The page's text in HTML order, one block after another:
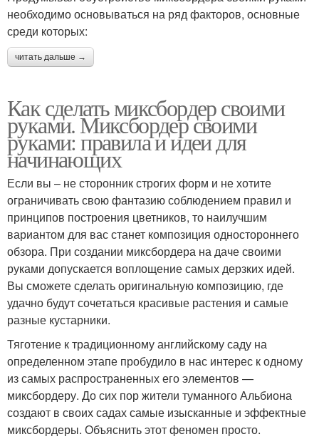
необходимо основываться на ряд факторов, основные
среди которых:
читать дальше →
Как сделать миксбордер своими
руками. Миксбордер своими
руками: правила и идеи для
начинающих
Если вы – не сторонник строгих форм и не хотите
ограничивать свою фантазию соблюдением правил и
принципов построения цветников, то наилучшим
вариантом для вас станет композиция одностороннего
обзора. При создании миксбордера на даче своими
руками допускается воплощение самых дерзких идей.
Вы сможете сделать оригинальную композицию, где
удачно будут сочетаться красивые растения и самые
разные кустарники.
Тяготение к традиционному английскому саду на
определенном этапе пробудило в нас интерес к одному
из самых распространенных его элементов —
миксбордеру. До сих пор жители туманного Альбиона
создают в своих садах самые изысканные и эффектные
миксбордеры. Объяснить этот феномен просто.